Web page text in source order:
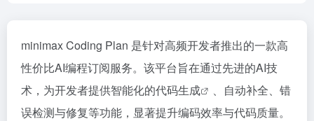
minimax Coding Plan 是针对高频开发者推出的一款高
性价比AI编程订阅服务。该平台旨在通过先进的AI技
术，为开发者提供智能化的代码生成
、自动补全、错
误检测与修复等功能，显著提升编码效率与代码质量。